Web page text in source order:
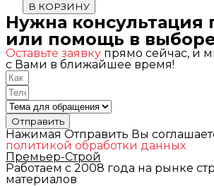
В КОРЗИНУ
Нужна консультация
или помощь в
Оставьте заявку прямо сейчас, и
с Вами в ближайшее время!
Отправить
Нажимая Отправить Вы
политикой обработки данных
Премьер-Строй
Работаем с 2008 года на рынке
материалов